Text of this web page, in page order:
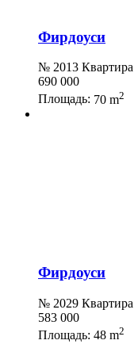
Фирдоуси
№ 2013 Квартира
690 000
Площадь: 70 m2
Фирдоуси
№ 2029 Квартира
583 000
Площадь: 48 m2